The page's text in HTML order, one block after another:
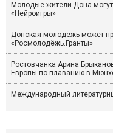
Молодые жители Дона могут
«Нейроигры»
Донская молодёжь может
«Росмолодёжь.Гранты»
Ростовчанка Арина
Европы по плаванию в
Международный